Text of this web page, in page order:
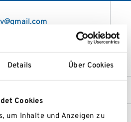
Details Über Cookies
Cookies
um Inhalte und Anzeigen zu